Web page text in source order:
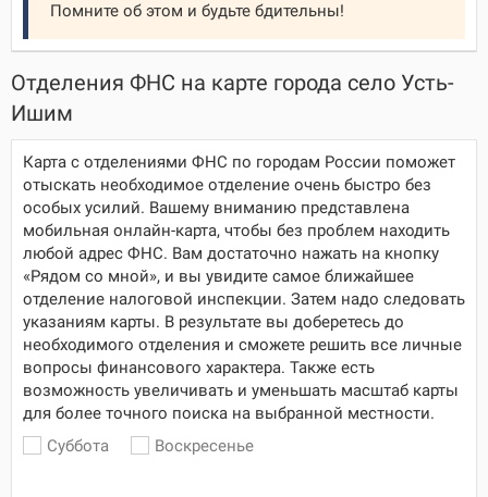
Помните об этом и будьте бдительны!
Отделения ФНС на карте города село Усть-
Ишим
Карта с отделениями ФНС по городам России поможет
отыскать необходимое отделение очень быстро без
особых усилий. Вашему вниманию представлена
мобильная онлайн-карта, чтобы без проблем находить
любой адрес ФНС. Вам достаточно нажать на кнопку
«Рядом со мной», и вы увидите самое ближайшее
отделение налоговой инспекции. Затем надо следовать
указаниям карты. В результате вы доберетесь до
необходимого отделения и сможете решить все личные
вопросы финансового характера. Также есть
возможность увеличивать и уменьшать масштаб карты
для более точного поиска на выбранной местности.
Суббота
Воскресенье